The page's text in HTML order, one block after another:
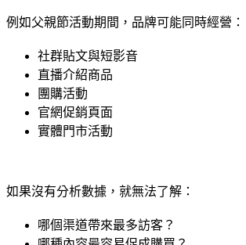
例如父親節活動期間，品牌可能同時經營：
社群貼文與短影音
直播介紹商品
團購活動
官網促銷頁面
實體門市活動
如果沒有分析數據，就無法了解：
哪個渠道帶來最多訪客？